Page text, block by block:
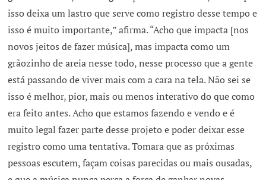
isso deixa um lastro que serve como registro desse tempo e
isso é muito importante,” afirma. “Acho que impacta [nos
novos jeitos de fazer música], mas impacta como um
grãozinho de areia nesse todo, nesse processo que a gente
está passando de viver mais com a cara na tela. Não sei se
isso é melhor, pior, mais ou menos interativo do que como
era feito antes. Acho que estamos fazendo e vendo e é
muito legal fazer parte desse projeto e poder deixar esse
registro como uma tentativa. Tomara que as próximas
pessoas escutem, façam coisas parecidas ou mais ousadas,